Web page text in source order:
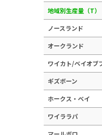
地域別生産量（T）
ノースランド
オークランド
ワイカト/ベイオブ
ギズボーン
ホークス・ベイ
ワイララパ